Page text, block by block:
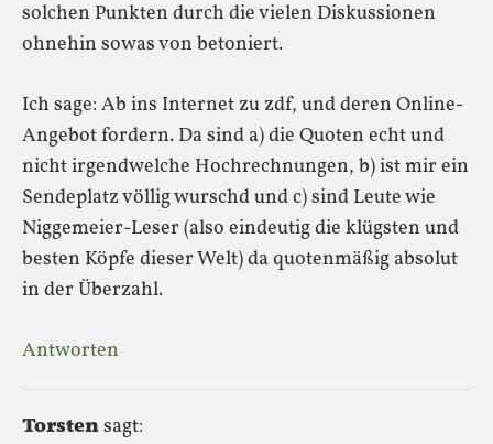
solchen Punkten durch die vielen Diskussionen
ohnehin sowas von betoniert.
Ich sage: Ab ins Internet zu zdf, und deren Online-
Angebot fordern. Da sind a) die Quoten echt und
nicht irgendwelche Hochrechnungen, b) ist mir ein
Sendeplatz völlig wurschd und c) sind Leute wie
Niggemeier-Leser (also eindeutig die klügsten und
besten Köpfe dieser Welt) da quotenmäßig absolut
in der Überzahl.
Antworten
Torstensagt: